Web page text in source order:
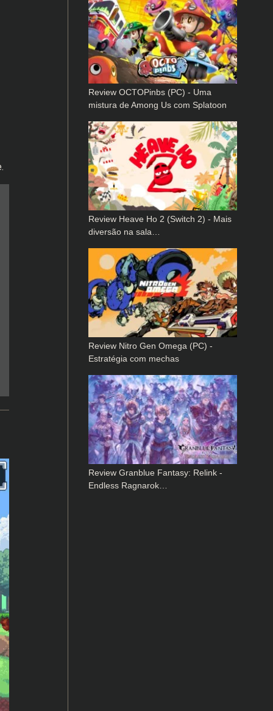
Review OCTOPinbs (PC) - Uma
mistura de Among Us com Splatoon
Review Heave Ho 2 (Switch 2) - Mais
diversão na sala…
Review Nitro Gen Omega (PC) -
Estratégia com mechas
Review Granblue Fantasy: Relink -
Endless Ragnarok…